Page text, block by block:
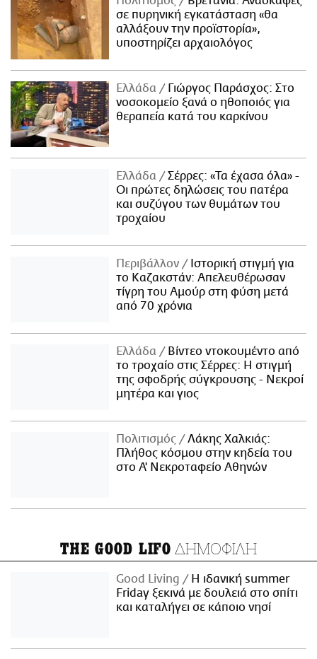
σε πυρηνική εγκατάσταση «θα
αλλάξουν την προϊστορία»,
υποστηρίζει αρχαιολόγος
Ελλάδα
Γιώργος Παράσχος: Στο
νοσοκομείο ξανά ο ηθοποιός για
θεραπεία κατά του καρκίνου
Ελλάδα
Σέρρες: «Τα έχασα όλα» -
Οι πρώτες δηλώσεις του πατέρα
και συζύγου των θυμάτων του
τροχαίου
Περιβάλλον
Ιστορική στιγμή για
το Καζακστάν: Απελευθέρωσαν
τίγρη του Αμούρ στη φύση μετά
από 70 χρόνια
Ελλάδα
Βίντεο ντοκουμέντο από
το τροχαίο στις Σέρρες: Η στιγμή
της σφοδρής σύγκρουσης - Νεκροί
μητέρα και γιος
Πολιτισμός
Λάκης Χαλκιάς:
Πλήθος κόσμου στην κηδεία του
στο Α' Νεκροταφείο Αθηνών
THE GOOD LIFO ΔΗΜΟΦΙΛΗ
Good Living
Η ιδανική summer
Friday ξεκινά με δουλειά στο σπίτι
και καταλήγει σε κάποιο νησί